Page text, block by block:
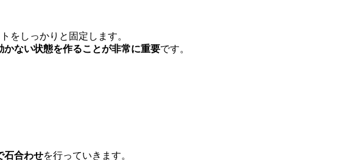
をしっかりと固定します。
かない状態を作ることが非常に重要です。
石合わせを行っていきます。